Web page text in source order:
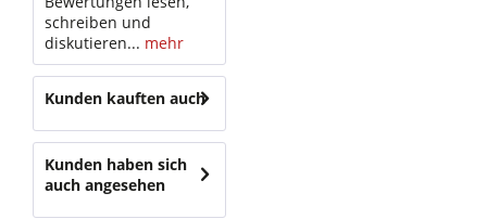
schreiben und
diskutieren... mehr
Kunden kauften auch
Kunden haben sich
auch angesehen